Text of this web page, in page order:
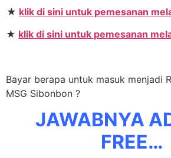
★ klik di sini untuk pemesanan
★ klik di sini untuk pemesanan
Bayar berapa untuk masuk menjadi
MSG Sibonbon ?
JAWABNYA
FREE…